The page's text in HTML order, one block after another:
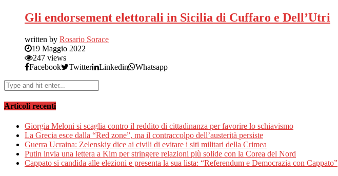
Gli endorsement elettorali in Sicilia di Cuffaro e Dell’Utri
written by Rosario Sorace
19 Maggio 2022
247 views
Facebook
Twitter Linkedin Whatsapp
Articoli recenti
Giorgia Meloni si scaglia contro il reddito di cittadinanza per favorire lo schiavismo
La Grecia esce dalla “Red zone”, ma il contraccolpo dell’austerità persiste
Guerra Ucraina: Zelenskiy dice ai civili di evitare i siti militari della Crimea
Putin invia una lettera a Kim per stringere relazioni più solide con la Corea del Nord
Cappato si candida alle elezioni e presenta la sua lista: “Referendum e Democrazia con Cappato”